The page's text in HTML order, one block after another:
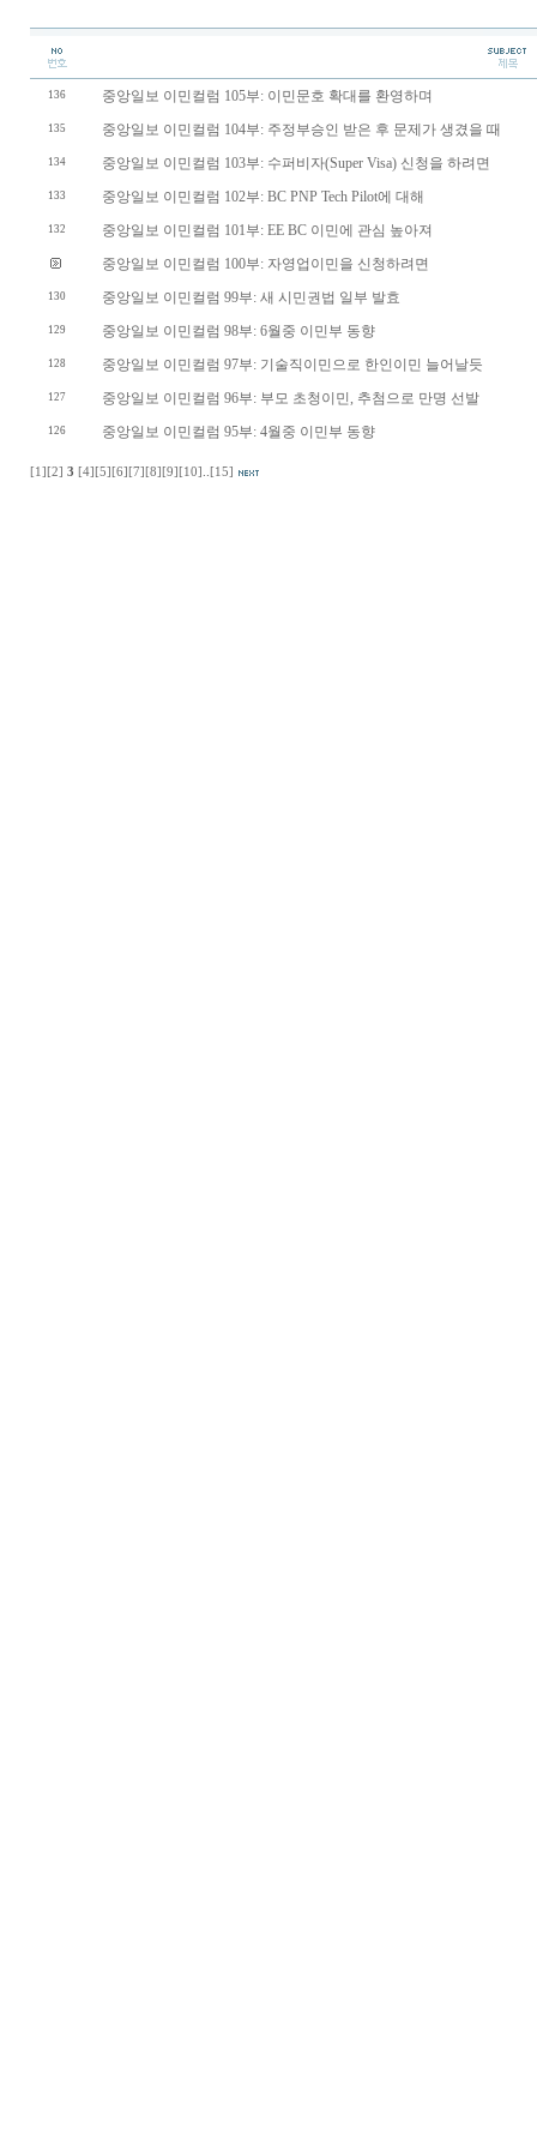
136 중앙일보 이민컬럼 105부: 이민문호 확대를 환영하며
135 중앙일보 이민컬럼 104부: 주정부승인 받은 후 문제가 생겼을 때
134 중앙일보 이민컬럼 103부: 수퍼비자(Super Visa) 신청을 하려면
133 중앙일보 이민컬럼 102부: BC PNP Tech Pilot에 대해
132
중앙일보 이민컬럼 101부: EE BC 이민에 관심 높아져
중앙일보 이민컬럼 100부: 자영업이민을 신청하려면
130 중앙일보 이민컬럼 99부: 새 시민권법 일부 발효
129 중앙일보 이민컬럼 98부: 6월중 이민부 동향
128 중앙일보 이민컬럼 97부: 기술직이민으로 한인이민 늘어날듯
127 중앙일보 이민컬럼 96부: 부모 초청이민, 추첨으로 만명 선발
126 중앙일보 이민컬럼 95부: 4월중 이민부 동향
[1] [2] 3 [4] [5] [6] [7] [8] [9] [10] [15]